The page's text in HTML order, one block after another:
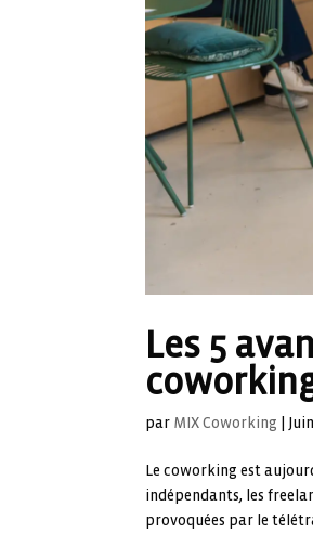
Les 5
par MIX Coworking
Le coworking est
indépendants, les
provoquées par le